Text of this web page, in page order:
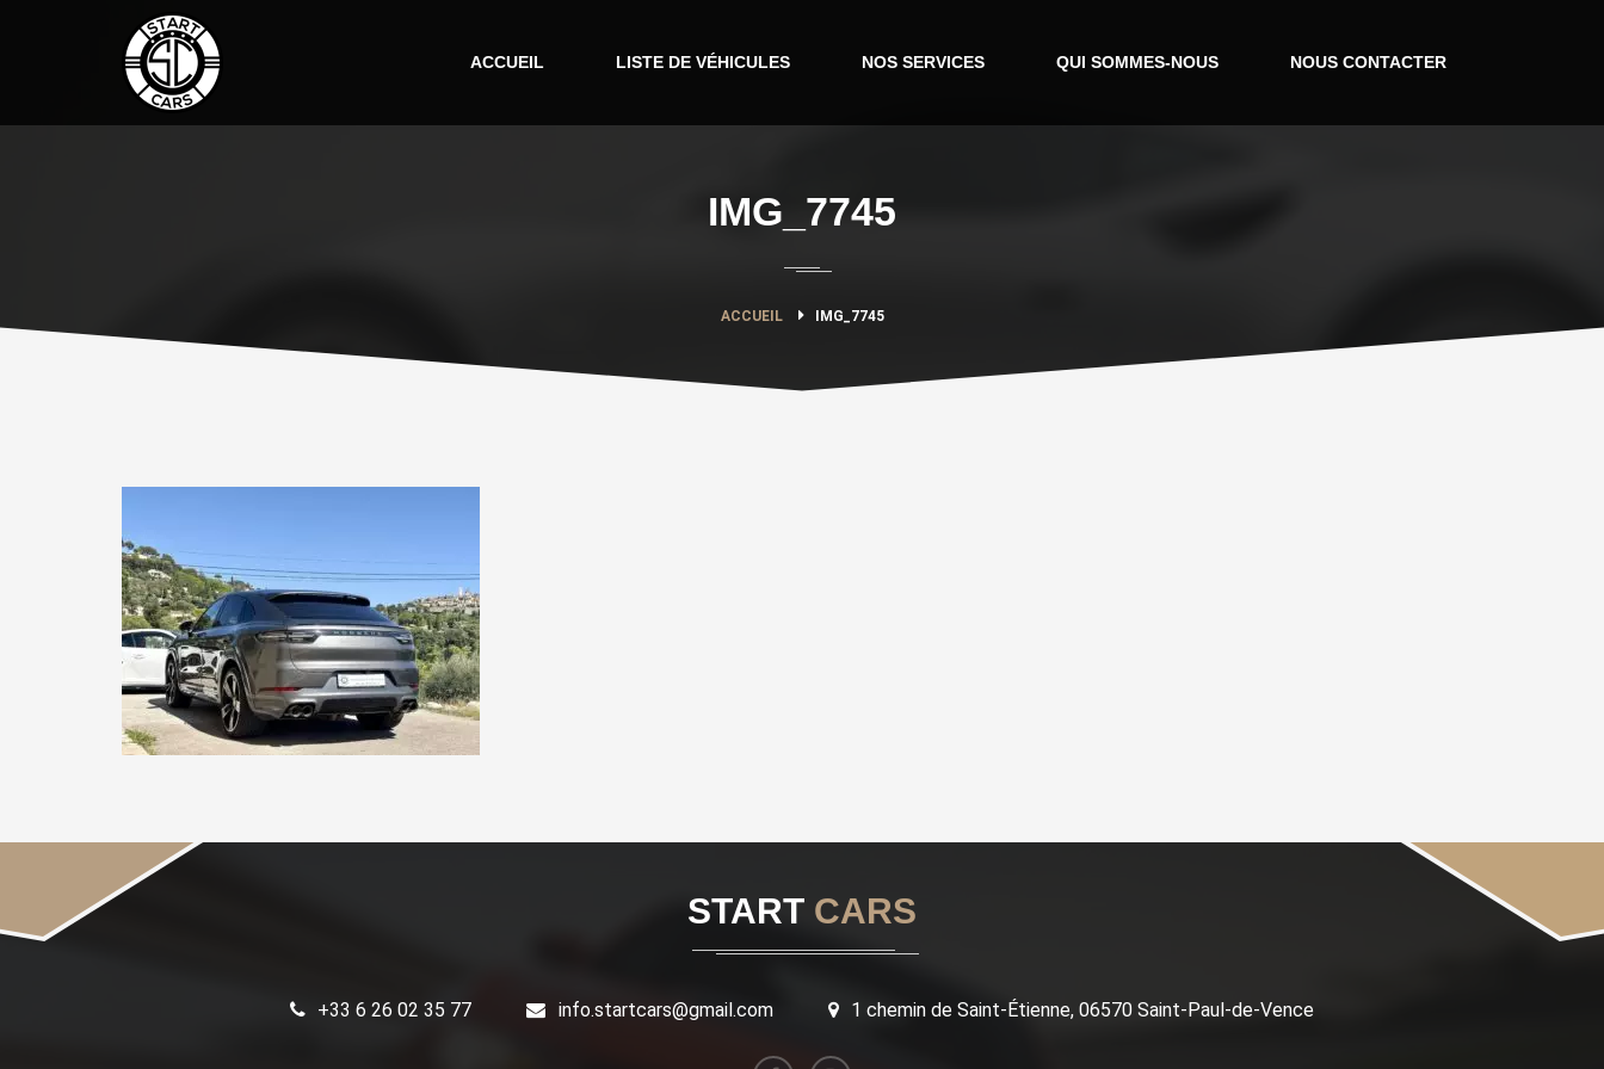
ACCUEIL LISTE DE VÉHICULES NOS SERVICES QUI SOMMES-NOUS NOUS CONTACTER
IMG_7745
ACCUEIL IMG_7745
START CARS
+33 6 26 02 35 77 info.startcars@gmail.com 1 chemin de Saint-Étienne, 06570 Saint-Paul-de-Vence